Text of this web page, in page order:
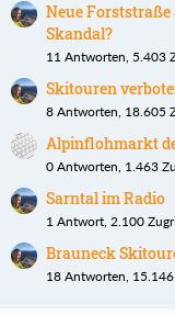
Neue
Skandal?
11 Antworten, 5.403
Skitouren
8 Antworten, 18.605
Alpinflohmarkt
0 Antworten, 1.463
Sarntal im Radio
1 Antwort, 2.100
Brauneck
18 Antworten,